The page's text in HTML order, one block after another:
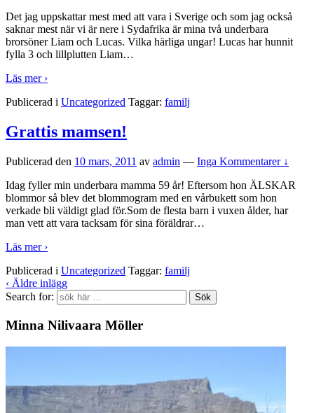
Det jag uppskattar mest med att vara i Sverige och som jag också
saknar mest när vi är nere i Sydafrika är mina två underbara
brorsöner Liam och Lucas. Vilka härliga ungar! Lucas har hunnit
fylla 3 och lillplutten Liam…
Läs mer ›
Publicerad i Uncategorized Taggar: familj
Grattis mamsen!
Publicerad den 10 mars, 2011 av admin — Inga Kommentarer ↓
Idag fyller min underbara mamma 59 år! Eftersom hon ÄLSKAR
blommor så blev det blommogram med en vårbukett som hon
verkade bli väldigt glad för.Som de flesta barn i vuxen ålder, har
man vett att vara tacksam för sina föräldrar…
Läs mer ›
Publicerad i Uncategorized Taggar: familj
‹ Äldre inlägg
Search for:
Minna Nilivaara Möller